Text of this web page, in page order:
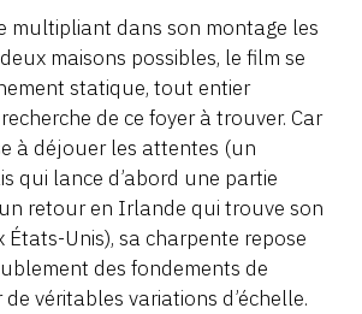
multipliant dans son montage les
maisons possibles, le film se
statique, tout entier
de ce foyer à trouver. Car
à déjouer les attentes (un
qui lance d’abord une partie
retour en Irlande qui trouve son
Unis), sa charpente repose
des fondements de
véritables variations d’échelle.